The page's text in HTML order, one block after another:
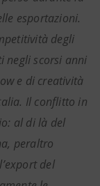
esportazioni.
degli
negli scorsi anni
e di creatività
Il conflitto in
al di là del
peraltro
del